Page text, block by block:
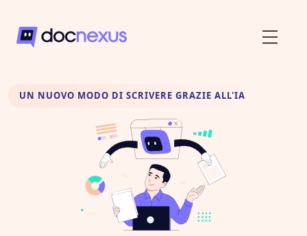
UN NUOVO MODO DI SCRIVERE GRAZIE ALL'IA